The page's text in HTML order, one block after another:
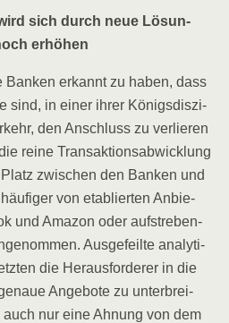
sich durch neue Lösun­
erhöhen
Ban­ken erkannt zu haben, dass
sind, in einer ihrer Königs­dis­zi­
den Anschluss zu ver­lie­ren
rei­ne Trans­ak­ti­ons­ab­wick­lung
zwi­schen den Ban­ken und
von eta­blier­ten Anbie­
und Ama­zon oder auf­stre­ben­
Aus­ge­feil­te ana­ly­ti­
die Her­aus­for­de­rer in die
Ange­bo­te zu unter­brei­
nur eine Ahnung von dem